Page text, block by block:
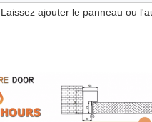
Laissez ajouter le panneau ou